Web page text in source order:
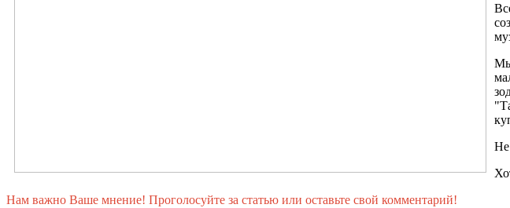
Не
Нам важно Ваше мнение! Проголосуйте за статью или оставьте свой комментарий!